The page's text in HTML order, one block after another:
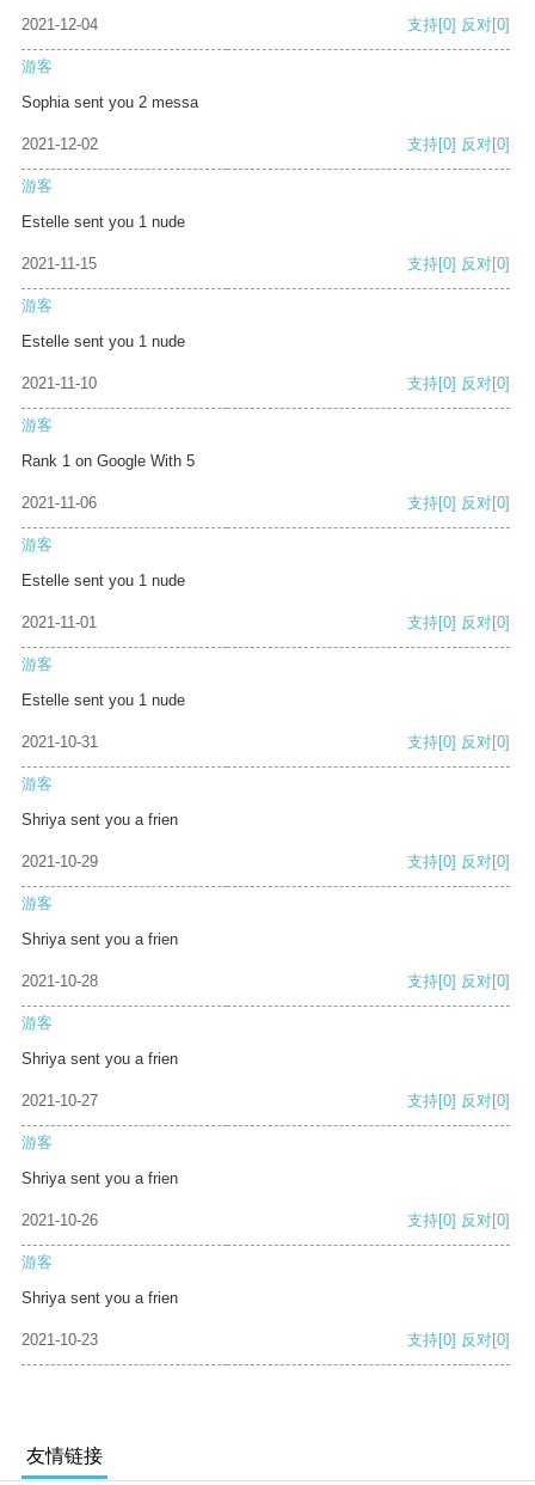
2021-12-04 支持[0] 反对[0]
游客
Sophia sent you 2 messa
2021-12-02 支持[0] 反对[0]
游客
Estelle sent you 1 nude
2021-11-15 支持[0] 反对[0]
游客
Estelle sent you 1 nude
2021-11-10 支持[0] 反对[0]
游客
Rank 1 on Google With 5
2021-11-06 支持[0] 反对[0]
游客
Estelle sent you 1 nude
2021-11-01 支持[0] 反对[0]
游客
Estelle sent you 1 nude
2021-10-31 支持[0] 反对[0]
游客
Shriya sent you a frien
2021-10-29 支持[0] 反对[0]
游客
Shriya sent you a frien
2021-10-28 支持[0] 反对[0]
游客
Shriya sent you a frien
2021-10-27 支持[0] 反对[0]
游客
Shriya sent you a frien
2021-10-26 支持[0] 反对[0]
游客
Shriya sent you a frien
2021-10-23 支持[0] 反对[0]
友情链接